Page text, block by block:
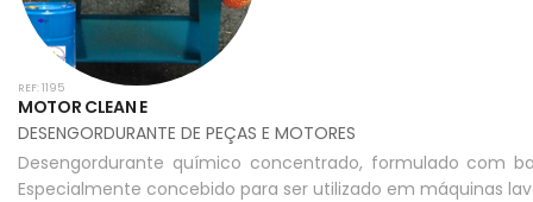
REF: 1195
MOTOR CLEAN E
DESENGORDURANTE DE PEÇAS E MOTORES
Desengordurante químico concentrado, formulado com
Especialmente concebido para ser utilizado em máquinas